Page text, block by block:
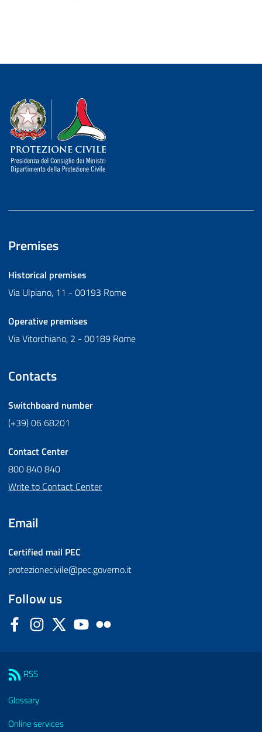
Dipartimento della Protezione Civile
Premises
Historical premises
Via Ulpiano, 11 - 00193 Rome
Operative premises
Via Vitorchiano, 2 - 00189 Rome
Contacts
Switchboard number
(+39) 06 68201
Contact Center
800 840 840
Write to Contact Center
Email
Certified mail PEC
protezionecivile@pec.governo.it
Follow us
FacebookInstagram
Twitter YouTube
RSS
Glossary
Online services